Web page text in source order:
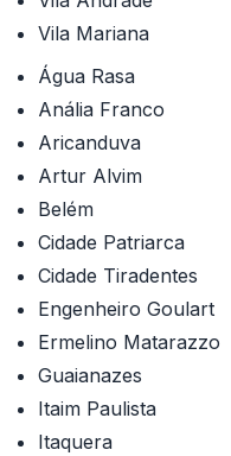
Vila Mariana
Água Rasa
Anália Franco
Aricanduva
Artur Alvim
Belém
Cidade Patriarca
Cidade Tiradentes
Engenheiro Goulart
Ermelino Matarazzo
Guaianazes
Itaim Paulista
Itaquera